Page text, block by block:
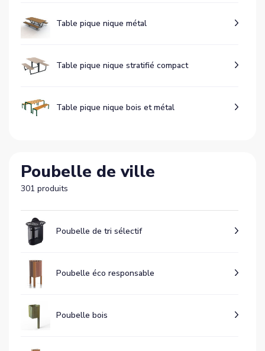
Table pique nique métal
Table pique nique stratifié compact
Table pique nique bois et métal
Poubelle de ville
301 produits
Poubelle de tri sélectif
Poubelle éco responsable
Poubelle bois